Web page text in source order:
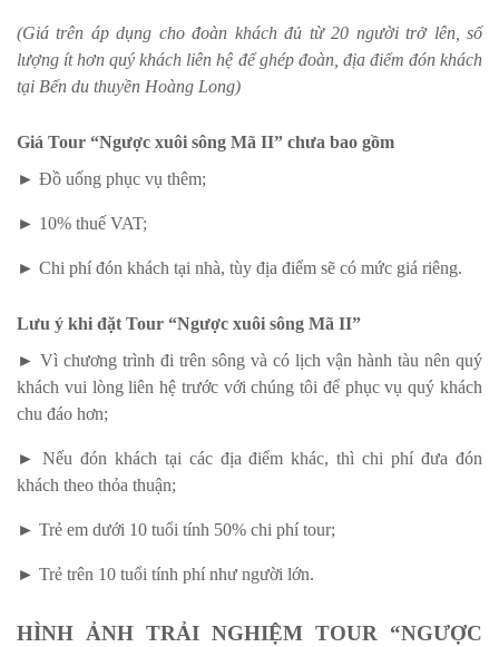
(Giá trên áp dụng cho đoàn khách đủ từ 20 người trở lên, số
lượng ít hơn quý khách liên hệ để ghép đoàn, địa điểm đón khách
tại Bến du thuyền Hoàng Long)
Giá Tour “Ngược xuôi sông Mã II” chưa bao gồm
► Đồ uống phục vụ thêm;
► 10% thuế VAT;
► Chi phí đón khách tại nhà, tùy địa điểm sẽ có mức giá riêng.
Lưu ý khi đặt Tour “Ngược xuôi sông Mã II”
► Vì chương trình đi trên sông và có lịch vận hành tàu nên quý
khách vui lòng liên hệ trước với chúng tôi để phục vụ quý khách
chu đáo hơn;
► Nếu đón khách tại các địa điểm khác, thì chi phí đưa đón
khách theo thỏa thuận;
► Trẻ em dưới 10 tuổi tính 50% chi phí tour;
► Trẻ trên 10 tuổi tính phí như người lớn.
HÌNH ẢNH TRẢI NGHIỆM TOUR “NGƯỢC